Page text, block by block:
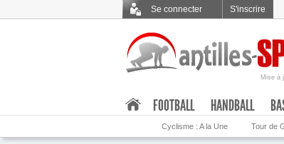
Se connecter S'inscrire
Mise à
FOOTBALL HANDBALL
Cyclisme : A la Une Tour de